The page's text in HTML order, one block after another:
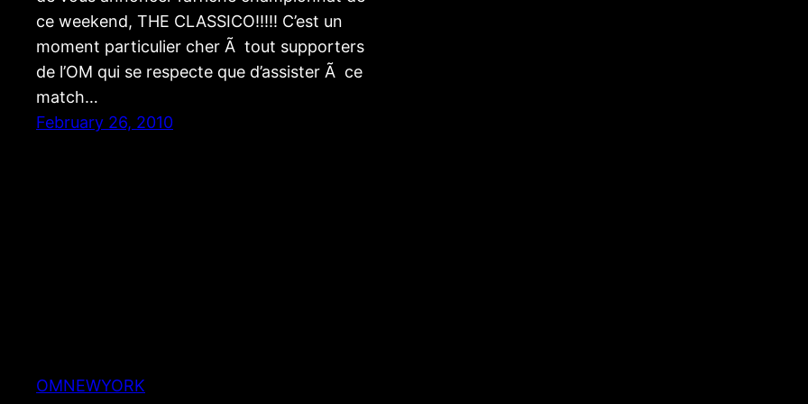
ce weekend, THE CLASSICO!!!!! C’est un
moment particulier cher Ã tout supporters
de l’OM qui se respecte que d’assister Ã ce
match…
February 26, 2010
OMNEWYORK